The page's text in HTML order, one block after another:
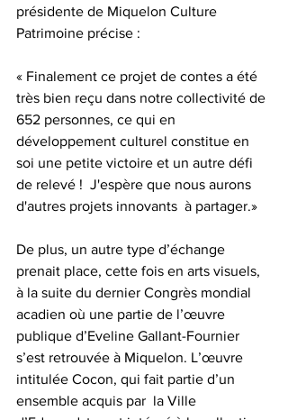
présidente de Miquelon Culture
Patrimoine précise :
« Finalement ce projet de contes a été
très bien reçu dans notre collectivité de
652 personnes, ce qui en
développement culturel constitue en
soi une petite victoire et un autre défi
de relevé !  J'espère que nous aurons
d'autres projets innovants  à partager.»
De plus, un autre type d’échange
prenait place, cette fois en arts visuels,
à la suite du dernier Congrès mondial
acadien où une partie de l’œuvre
publique d’Eveline Gallant-Fournier
s’est retrouvée à Miquelon. L’œuvre
intitulée Cocon, qui fait partie d’un
ensemble acquis par  la Ville